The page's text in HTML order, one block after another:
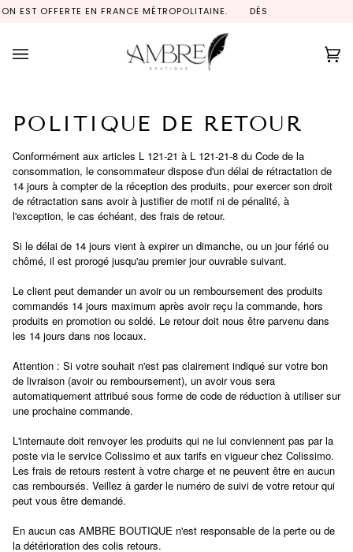
Passer
PAIEMENT EN
DÈS 149,90€ D'ACHAT, LA LIVRAISON EST OFFERTE
POLITIQUE DE RETOUR
Conformément aux articles L 121-21 à L 121-21-8 du Code de la
consommation, le consommateur dispose d'un délai de rétractation de
14 jours à compter de la réception des produits, pour exercer son droit
de rétractation sans avoir à justifier de motif ni de pénalité, à
l'exception, le cas échéant, des frais de retour.
Si le délai de 14 jours vient à expirer un dimanche, ou un jour férié ou
chômé, il est prorogé jusqu'au premier jour ouvrable suivant.
Le client peut demander un avoir ou un remboursement des produits
commandés 14 jours maximum après avoir reçu la commande, hors
produits en promotion ou soldé. Le retour doit nous être parvenu dans
les 14 jours dans nos locaux.
Attention : Si votre souhait n'est pas clairement indiqué sur votre bon
de livraison (avoir ou remboursement), un avoir vous sera
automatiquement attribué sous forme de code de réduction à utiliser sur
une prochaine commande.
L'internaute doit renvoyer les produits qui ne lui conviennent pas par la
poste via le service Colissimo et aux tarifs en vigueur chez Colissimo.
Les frais de retours restent à votre charge et ne peuvent être en aucun
cas remboursés. Veillez à garder le numéro de suivi de votre retour qui
peut vous être demandé.
En aucun cas AMBRE BOUTIQUE n'est responsable de la perte ou de
la détérioration des colis retours.